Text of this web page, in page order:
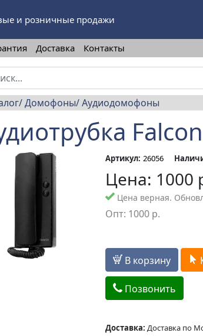
и розничные продажи
Доставка Контакты
Домофоны Аудиодомофоны
Артикул: 26056
Цена: 1000
Цена верная.
Опт: 1000р.
В корзину
Позвонить
Доставка: Доставка по